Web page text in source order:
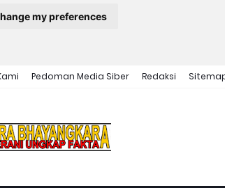
my preferences
Pedoman Media Siber Redaksi